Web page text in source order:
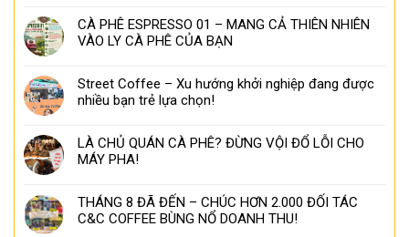
CÀ PHÊ ESPRESSO 01 – MANG CẢ THIÊN NHIÊN
VÀO LY CÀ PHÊ CỦA BẠN
Street Coffee – Xu hướng khởi nghiệp đang được
nhiều bạn trẻ lựa chọn!
LÀ CHỦ QUÁN CÀ PHÊ? ĐỪNG VỘI ĐỔ LỖI CHO
MÁY PHA!
THÁNG 8 ĐÃ ĐẾN – CHÚC HƠN 2.000 ĐỐI TÁC
C&C COFFEE BÙNG NỔ DOANH THU!